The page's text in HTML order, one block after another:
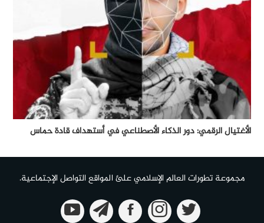
الأغتيال الرقمي: دور الذكاء الأصطناعي في أستهداف قادة حماس
مجموعة تطورات العالم الإسلامي علئ المواقع التواصل الإجتماعية.